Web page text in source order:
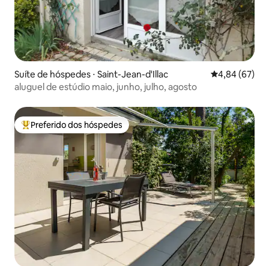
Suíte de hóspedes ⋅ Saint-Jean-d'Illac 4,84 de uma
4,84 (67)
aluguel de estúdio maio, junho, julho, agosto
Entre os melhores preferidos dos hóspedes
Preferido dos hóspedes